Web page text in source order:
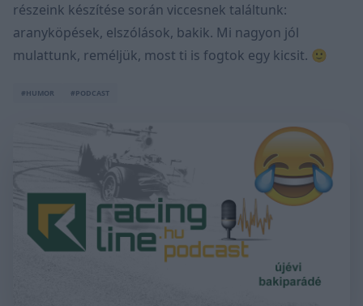
részeink készítése során viccesnek találtunk:
aranyköpések, elszólások, bakik. Mi nagyon jól
mulattunk, reméljük, most ti is fogtok egy kicsit. 🙂
#HUMOR #PODCAST